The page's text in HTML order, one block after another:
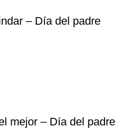
– Día del padre
mejor – Día del padre